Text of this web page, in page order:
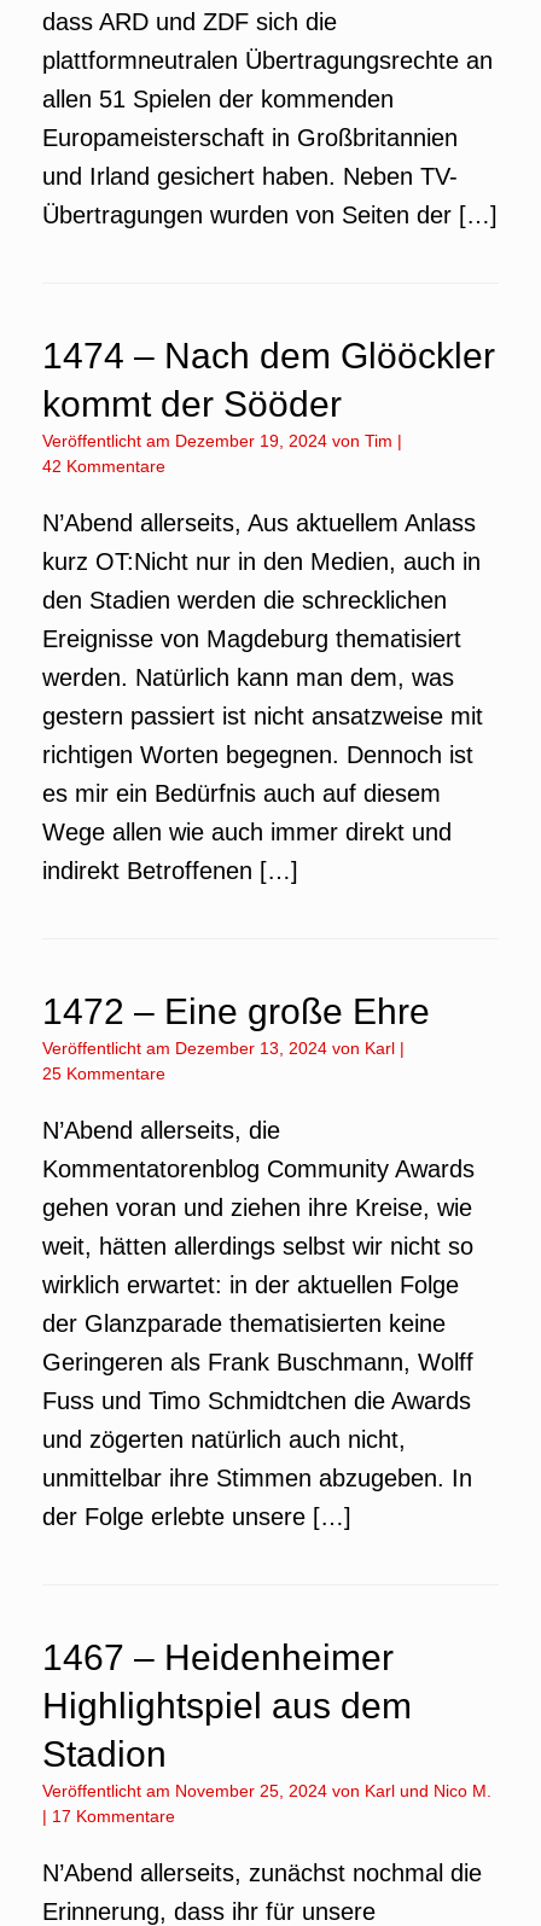
dass ARD und ZDF sich die
plattformneutralen Übertragungsrechte an
allen 51 Spielen der kommenden
Europameisterschaft in Großbritannien
und Irland gesichert haben. Neben TV-
Übertragungen wurden von Seiten der […]
1474 – Nach dem Glööckler
kommt der Sööder
Veröffentlicht am Dezember 19, 2024 von Tim |
42 Kommentare
N’Abend allerseits, Aus aktuellem Anlass
kurz OT:Nicht nur in den Medien, auch in
den Stadien werden die schrecklichen
Ereignisse von Magdeburg thematisiert
werden. Natürlich kann man dem, was
gestern passiert ist nicht ansatzweise mit
richtigen Worten begegnen. Dennoch ist
es mir ein Bedürfnis auch auf diesem
Wege allen wie auch immer direkt und
indirekt Betroffenen […]
1472 – Eine große Ehre
Veröffentlicht am Dezember 13, 2024 von Karl |
25 Kommentare
N’Abend allerseits, die
Kommentatorenblog Community Awards
gehen voran und ziehen ihre Kreise, wie
weit, hätten allerdings selbst wir nicht so
wirklich erwartet: in der aktuellen Folge
der Glanzparade thematisierten keine
Geringeren als Frank Buschmann, Wolff
Fuss und Timo Schmidtchen die Awards
und zögerten natürlich auch nicht,
unmittelbar ihre Stimmen abzugeben. In
der Folge erlebte unsere […]
1467 – Heidenheimer
Highlightspiel aus dem
Stadion
Veröffentlicht am November 25, 2024 von Karl und Nico M.
| 17 Kommentare
N’Abend allerseits, zunächst nochmal die
Erinnerung, dass ihr für unsere